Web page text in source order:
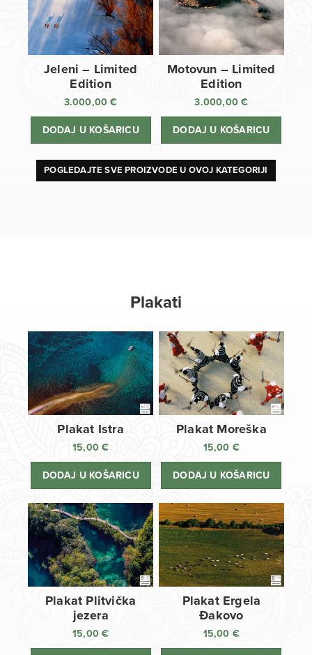
Jeleni – Limited
Edition
3.000,00€
DODAJ U KOŠARICU
Motovun – Limited
Edition
3.000,00€
DODAJ U KOŠARICU
POGLEDAJTE SVE PROIZVODE U OVOJ KATEGORIJI
Plakati
Plakat Istra
15,00€
DODAJ U KOŠARICU
Plakat Moreška
15,00 €
DODAJ U KOŠARICU
Plakat Plitvička
jezera
15,00€
Plakat Ergela
Đakovo
15,00 €